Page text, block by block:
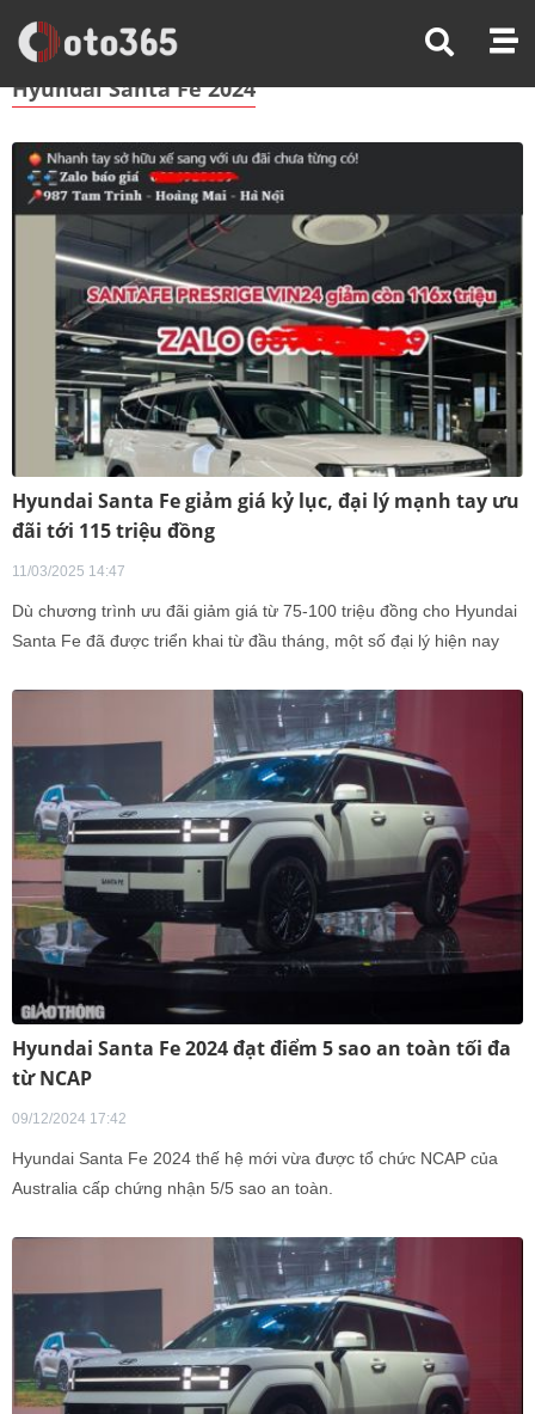
Trang Chủ Hyundai Santa Fe 2024
Hyundai Santa Fe 2024
Hyundai Santa Fe giảm giá kỷ lục, đại lý mạnh tay ưu
đãi tới 115 triệu đồng
11/03/2025 14:47
Dù chương trình ưu đãi giảm giá từ 75-100 triệu đồng cho Hyundai
Santa Fe đã được triển khai từ đầu tháng, một số đại lý hiện nay
Hyundai Santa Fe 2024 đạt điểm 5 sao an toàn tối đa
từ NCAP
09/12/2024 17:42
Hyundai Santa Fe 2024 thế hệ mới vừa được tổ chức NCAP của
Australia cấp chứng nhận 5/5 sao an toàn.